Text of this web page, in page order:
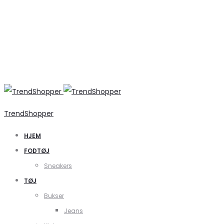
TrendShopper
HJEM
FODTØJ
Sneakers
TØJ
Bukser
Jeans